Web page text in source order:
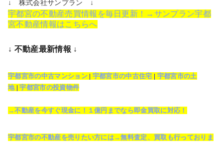
↓ 株式会社サンプラン ↓
宇都宮の不動産売買情報を毎日更新！→サンプラン宇都
宮不動産情報はこちらへ
↓ 不動産最新情報 ↓
宇都宮市の中古マンション| 宇都宮市の中古住宅 | 宇都宮市の土
地|宇都宮市の投資物件
→不動産を今すぐ現金に！１億円までなら即金買取に対応！
宇都宮市の不動産を売りたい方には→無料査定、買取も行っておりま